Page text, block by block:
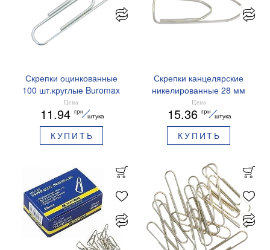
Скрепки оцинкованные
100 шт.круглые Buromax
BM.5022
Цена
11.94 грн
штука
КУПИТЬ
Скрепки канцелярские
никелированные 28 мм
пятиугольные Buromax
BM.5010
Цена
15.36 грн
штука
КУПИТЬ